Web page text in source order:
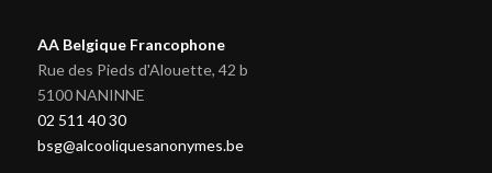
AA Belgique Francophone
Rue des Pieds d'Alouette, 42 b
5100 NANINNE
02 511 40 30
bsg@alcooliquesanonymes.be